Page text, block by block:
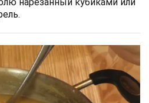
нарезанный кубиками или